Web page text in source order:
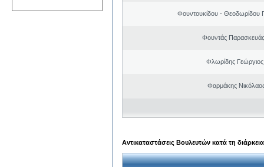
Φουντουκίδου - Θεοδωρίδου
Φουντάς
Φλωρίδης Γεώργιος
Φαρμάκης
Αντικαταστάσεις Βουλευτών κατά τη